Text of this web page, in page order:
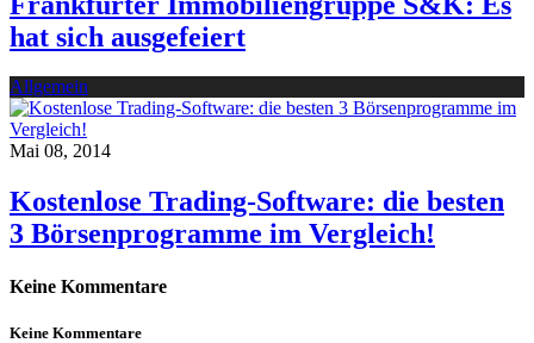
hat sich ausgefeiert
Allgemein
Mai 08, 2014
Kostenlose Trading-Software: die besten
3 Börsenprogramme im Vergleich!
Keine Kommentare
Keine Kommentare